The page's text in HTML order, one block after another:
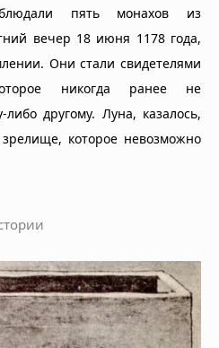
пять монахов из
вечер 18 июня 1178 года,
Они стали свидетелями
никогда ранее не
другому. Луна, казалось,
которое невозможно